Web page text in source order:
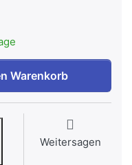
TGLBE-30132 zu
Warenkorb
Weitersagen